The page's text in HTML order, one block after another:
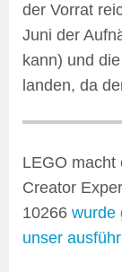
der Vorrat
Juni der
kann) und
landen, da
LEGO macht
Creator
10266 wurde
unser